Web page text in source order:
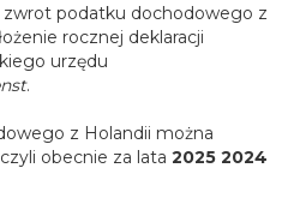
podatku dochodowego z
rocznej deklaracji
urzędu
.
z Holandii można
obecnie za lata 2025 2024